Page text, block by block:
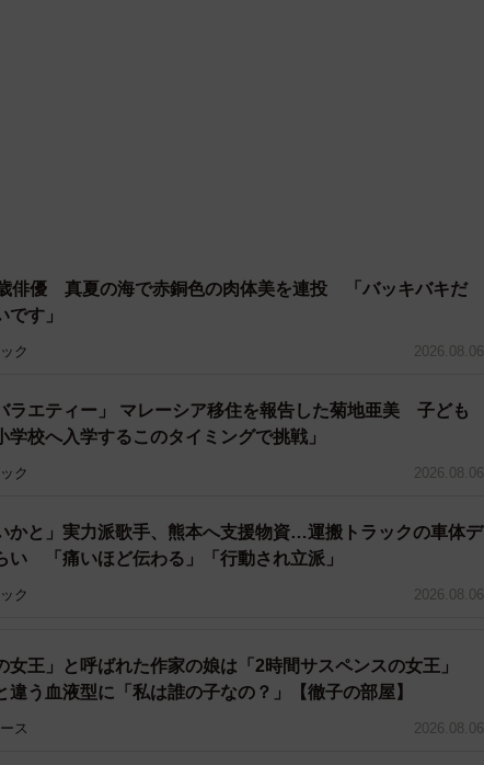
俳優 真夏の海で赤銅色の肉体美を連投 「バッキバキだ
す」
ク 2026.08.06
ラエティー」 マレーシア移住を報告した菊地亜美 子ども
学校へ入学するこのタイミングで挑戦」
ク 2026.08.06
かと」実力派歌手、熊本へ支援物資…運搬トラックの車体デ
い 「痛いほど伝わる」「行動され立派」
ク 2026.08.06
女王」と呼ばれた作家の娘は「2時間サスペンスの女王」
違う血液型に「私は誰の子なの？」【徹子の部屋】
ス 2026.08.06